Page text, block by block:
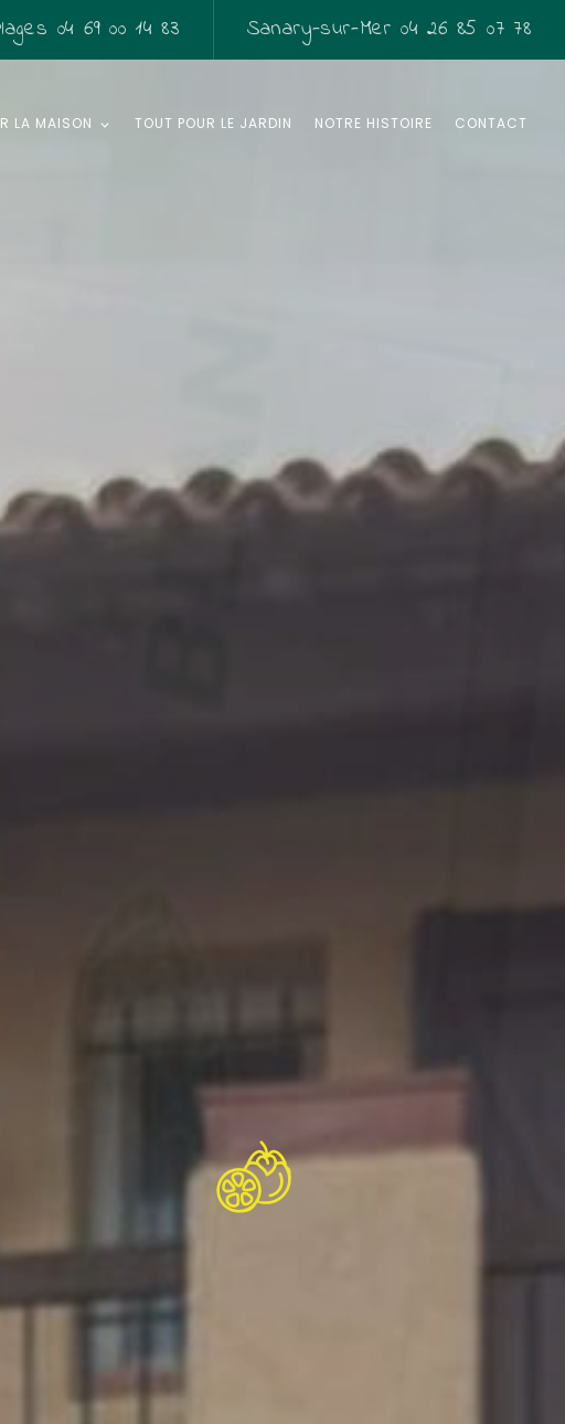
04 69 00 14 83 Sanary-sur-Mer 04 26 85 07 78
LA MAISON TOUT POUR LE JARDIN NOTRE HISTOIRE CONTACT